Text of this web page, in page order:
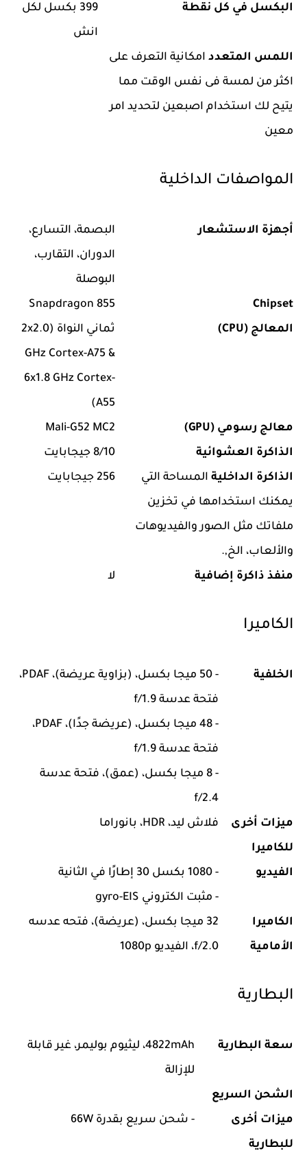
البكسل في كل نقطة
399 بكسل لكل
انش
اللمس المتعدد امكانية التعرف على
اكثر من لمسة فى نفس الوقت مما
يتيح لك استخدام اصبعين لتحديد امر
معين
المواصفات الداخلية
أجهزة الاستشعار
البصمة، التسارع،
الدوران، التقارب،
البوصلة
Chipset
Snapdragon 855
المعالج (CPU)
ثماني النواة (2x2.0
GHz Cortex-A75 &
6x1.8 GHz Cortex-
A55)
معالج رسومي (GPU)
Mali-G52 MC2
الذاكرة العشوائية
8/10 جيجابايت
الذاكرة الداخلية المساحة التي
يمكنك استخدامها في تخزين
ملفاتك مثل الصور والفيديوهات
والألعاب، الخ,.
256 جيجابايت
منفذ ذاكرة إضافية لا
الكاميرا
الخلفية
- 50 ميجا بكسل، (بزاوية عريضة)، PDAF،
فتحة عدسة f/1.9
- 48 ميجا بكسل، (عريضة جدًا)، PDAF،
فتحة عدسة f/1.9
- 8 ميجا بكسل، (عمق)، فتحة عدسة
f/2.4
ميزات أخرى
للكاميرا
فلاش ليد، HDR، بانوراما
الفيديو
- 1080 بكسل 30 إطارًا في الثانية
- مثبت الكتروني gyro-EIS
الكاميرا
الأمامية
32 ميجا بكسل، (عريضة)، فتحه عدسه
f/2.0، الفيديو 1080p
البطارية
سعة البطارية
4822mAh، ليثيوم بوليمر، غير قابلة
للإزالة
الشحن السريع
ميزات أخرى
للبطارية
- شحن سريع بقدرة 66W